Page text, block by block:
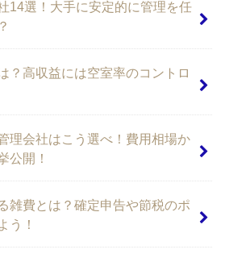
14選！大手に安定的に管理を任
？高収益には空室率のコントロ
理会社はこう選べ！費用相場か
公開！
雑費とは？確定申告や節税のポ
う！